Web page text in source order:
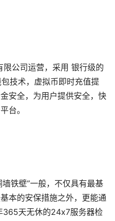
公司运营，采用 银行级的
技术，虚拟币即时充值提
安全，为用户提供安全，快
台。
铁壁”一般，不仅具有最基
本的安保措施之外，更能通
天无休的24x7服务器检